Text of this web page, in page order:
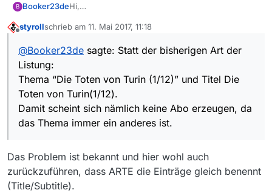
B Booker23deHi,
Serien unter dem Punkt Thema zusammen
Also wären dann z.B. Die Serie die Toten von
Thema “Die Toten von Turin” und Titel Die Toten
von Turin(1/12).
Statt der bisherigen Art der Listung:
Thema “Die Toten von Turin (1/12)” und Titel Die
Toten von Turin(1/12).
Über eine Anpassung der Sortierung, oder einem
Tipp was ich denn falsch mache um auch ohne
eine Änderung ein Abo erzeugen zu können,
würde ich mich freuen.
styrollschrieb am 11. Mai 2017, 11:18
zuletzt editiert von
@Booker23de sagte: Statt der bisherigen Art der
Listung:
Thema “Die Toten von Turin (1/12)” und Titel Die
Toten von Turin(1/12).
Damit scheint sich nämlich keine Abo erzeugen, da
das Thema immer ein anderes ist.
Das Problem ist bekannt und hier wohl auch
zurückzuführen, dass ARTE die Einträge gleich benennt
(Title/Subtitle).